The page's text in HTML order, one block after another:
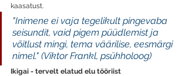
kaasatust.
"Inimene ei vaja tegelikult pingevaba
seisundit, vaid pigem püüdlemist ja
võitlust mingi, tema väärilise, eesmärgi
nimel." (Viktor Frankl, psühholoog)
Ikigai - tervelt elatud elu tööriist